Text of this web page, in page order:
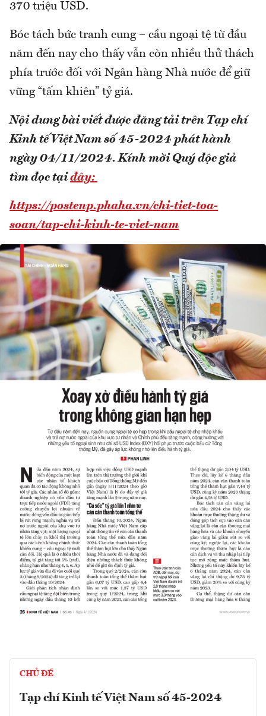
370 triệu USD.
Bóc tách bức tranh cung – cầu ngoại tệ từ đầu
năm đến nay cho thấy vẫn còn nhiều thử thách
phía trước đối với Ngân hàng Nhà nước để giữ
vững “tấm khiên” tỷ giá.
Nội dung bài viết được đăng tải trên Tạp chí
Kinh tế Việt Nam số 45-2024 phát hành
ngày 04/11/2024.Kính mời Quý độc giả
tìm đọc tại đây:
https://postenp.phaha.vn/chi-tiet-toa-
soan/tap-chi-kinh-te-viet-nam
CHỦ ĐỀ
Tạp chí Kinh tế Việt Nam số 45-2024